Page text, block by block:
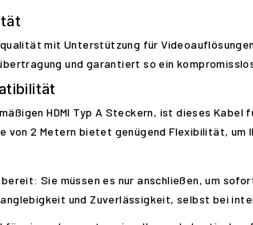
mit Unterstützung für
und garantiert so ein
HDMI Typ A Steckern, ist dieses Kabel
2 Metern bietet genügend Flexibilität, um
Sie müssen es nur anschließen, um
und Zuverlässigkeit, selbst bei